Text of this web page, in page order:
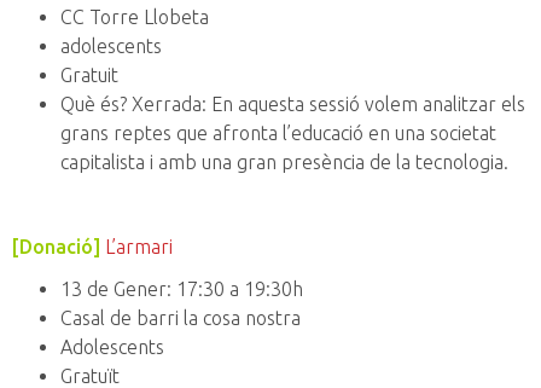
CC Torre Llobeta
adolescents
Gratuit
Què és? Xerrada: En aquesta sessió volem analitzar els
grans reptes que afronta l’educació en una societat
capitalista i amb una gran presència de la tecnologia.
[Donació] L’armari
13 de Gener: 17:30 a 19:30h
Casal de barri la cosa nostra
Adolescents
Gratuït